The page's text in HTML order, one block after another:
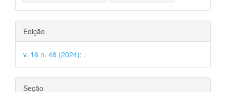
Edição
v. 16 n. 48 (2024): .
Seção